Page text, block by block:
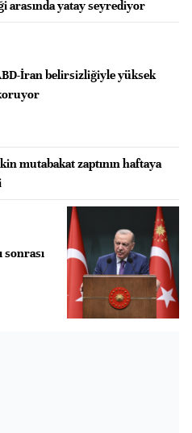
arasında yatay seyrediyor
İran belirsizliğiyle yüksek
mutabakat zaptının haftaya
sonrası